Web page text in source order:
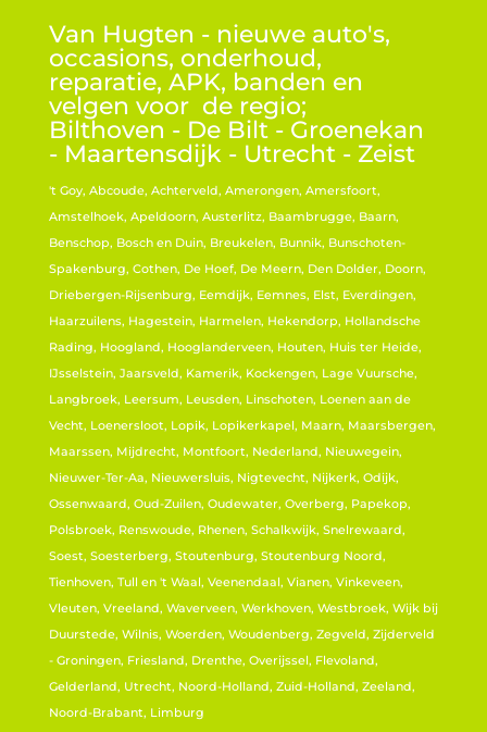
Van Hugten - nieuwe auto's,
occasions, onderhoud,
reparatie, APK, banden en
velgen voor de regio;
Bilthoven - De Bilt - Groenekan
- Maartensdijk - Utrecht - Zeist
't Goy, Abcoude, Achterveld, Amerongen, Amersfoort,
Amstelhoek, Apeldoorn, Austerlitz, Baambrugge, Baarn,
Benschop, Bosch en Duin, Breukelen, Bunnik, Bunschoten-
Spakenburg, Cothen, De Hoef, De Meern, Den Dolder, Doorn,
Driebergen-Rijsenburg, Eemdijk, Eemnes, Elst, Everdingen,
Haarzuilens, Hagestein, Harmelen, Hekendorp, Hollandsche
Rading, Hoogland, Hooglanderveen, Houten, Huis ter Heide,
IJsselstein, Jaarsveld, Kamerik, Kockengen, Lage Vuursche,
Langbroek, Leersum, Leusden, Linschoten, Loenen aan de
Vecht, Loenersloot, Lopik, Lopikerkapel, Maarn, Maarsbergen,
Maarssen, Mijdrecht, Montfoort, Nederland, Nieuwegein,
Nieuwer-Ter-Aa, Nieuwersluis, Nigtevecht, Nijkerk, Odijk,
Ossenwaard, Oud-Zuilen, Oudewater, Overberg, Papekop,
Polsbroek, Renswoude, Rhenen, Schalkwijk, Snelrewaard,
Soest, Soesterberg, Stoutenburg, Stoutenburg Noord,
Tienhoven, Tull en 't Waal, Veenendaal, Vianen, Vinkeveen,
Vleuten, Vreeland, Waverveen, Werkhoven, Westbroek, Wijk bij
Duurstede, Wilnis, Woerden, Woudenberg, Zegveld, Zijderveld
- Groningen, Friesland, Drenthe, Overijssel, Flevoland,
Gelderland, Utrecht, Noord-Holland, Zuid-Holland, Zeeland,
Noord-Brabant, Limburg